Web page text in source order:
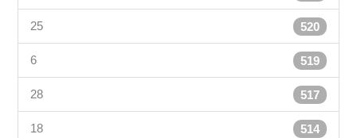
520
25
519
6
517
28
514
18